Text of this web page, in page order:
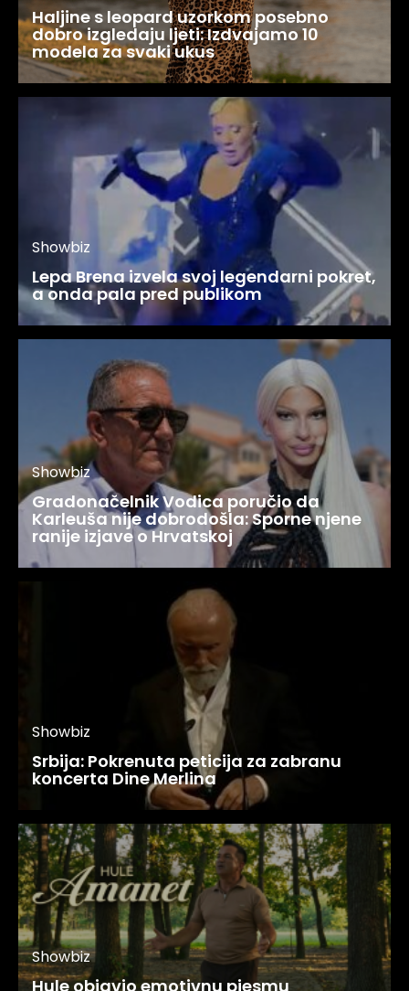
Haljine s leopard uzorkom posebno
dobro izgledaju ljeti: Izdvajamo 10
modela za svaki ukus
Showbiz
Lepa Brena izvela svoj legendarni pokret,
a onda pala pred publikom
Showbiz
Gradonačelnik Vodica poručio da
Karleuša nije dobrodošla: Sporne njene
ranije izjave o Hrvatskoj
Showbiz
Srbija: Pokrenuta peticija za zabranu
koncerta Dine Merlina
Showbiz
Hule objavio emotivnu pjesmu